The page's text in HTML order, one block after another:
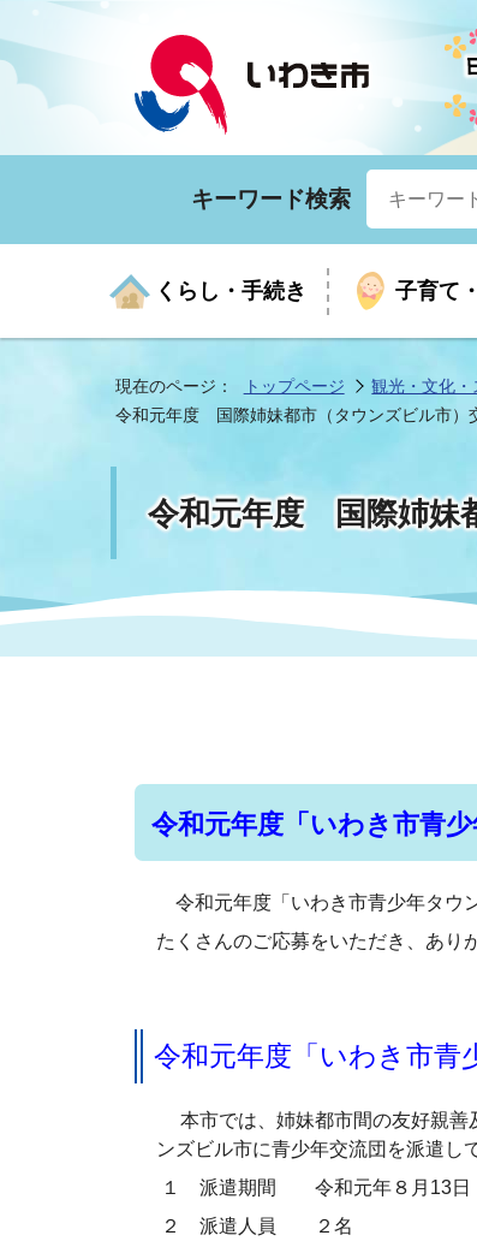
キーワード検索
くらし・手続き
くらしの手続きガイド
年金・保険
まちづくり
子育て
生涯学習
医療
高齢者福祉・介護
福祉に関するその他の情報
お知らせ
目的から探す
スポーツ
入札・契約
企業立地
保健・衛生
市の紹介
市の統計
職員
市議会
監査委員
ご意見・ご質問
現在のページ： トップページ 観光・文化・
令和元年度 国際姉妹都市（タウンズビル市）
令和元年度 国際姉妹
令和元年度「いわき市青
令和元年度「いわき市青少年タウ
たくさんのご応募をいただき、あり
令和元年度「いわき市青
本市では、姉妹都市間の友好親
ンズビル市に青少年交流団を派遣し
１ 派遣期間 令和元年８月 13日
２ 派遣人員 ２名